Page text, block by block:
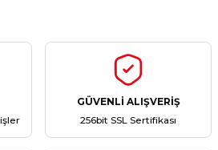
Yorum Yaz
henüz soru sorulmamış.
GÜVENLİ ALIŞVERİŞ
256bit SSL Sertifikası